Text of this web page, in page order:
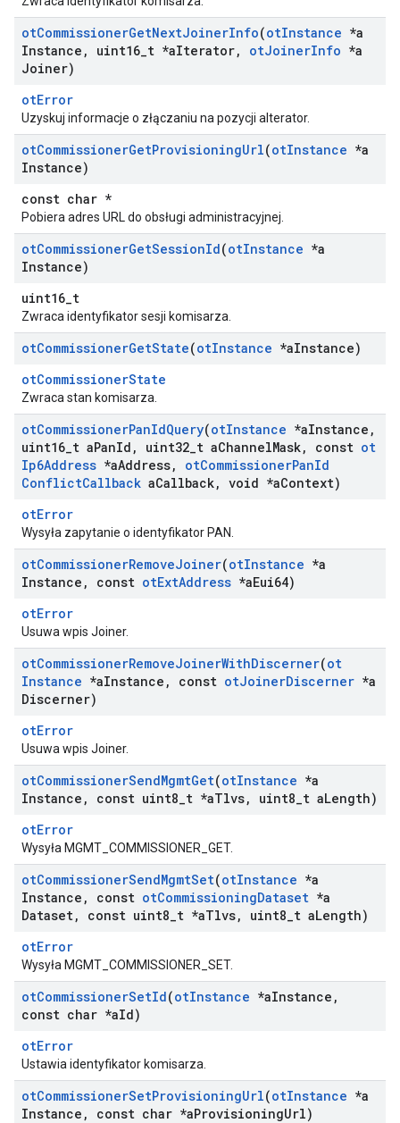
otCommissionerGetNextJoinerInfo(otInstance *a
Instance , uint16 t *aIterator, otJoinerInfo *a
Joiner)
otError
Uzyskuj informacje o złączaniu na pozycji aIterator.
otCommissionerGetProvisioningUrl(otInstance *a
Instance)
const char *
Pobiera adres URL do obsługi administracyjnej.
otCommissionerGetSessionId(otInstance *a
Instance)
uint16_t
Zwraca identyfikator sesji komisarza.
otCommissionerGetState(otInstance *aInstance)
otCommissionerState
Zwraca stan komisarza.
otCommissionerPanIdQuery(otInstance *aInstance ,
uint16 t aPanId , uint32 t aChannelMask, const ot
Ip6Address *aAddress, otCommissionerPanId
ConflictCallback aCallback, void *aContext)
otError
Wysyła zapytanie o identyfikator PAN.
otCommissionerRemoveJoiner(otInstance *a
Instance , const otExtAddress *aEui64)
otError
Usuwa wpis Joiner.
otCommissionerRemoveJoinerWithDiscerner(ot
Instance *aInstance , const otJoinerDiscerner *a
Discerner)
otError
Usuwa wpis Joiner.
otCommissionerSendMgmtGet(otInstance *a
Instance , const uint8 t *aTlvs, uint8 t aLength)
otError
Wysyła MGMT_COMMISSIONER_GET.
otCommissionerSendMgmtSet(otInstance *a
Instance , const otCommissioningDataset *a
Dataset, const uint8 t *aTlvs, uint8 t aLength)
otError
Wysyła MGMT_COMMISSIONER_SET.
otCommissionerSetId(otInstance *aInstance ,
const char *aId)
otError
Ustawia identyfikator komisarza.
otCommissionerSetProvisioningUrl(otInstance *a
Instance , const char *aProvisioningUrl)